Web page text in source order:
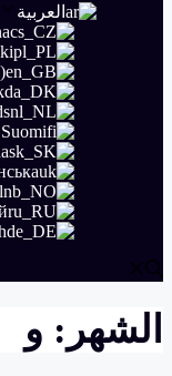
العربية
Suomi
الشهر: و